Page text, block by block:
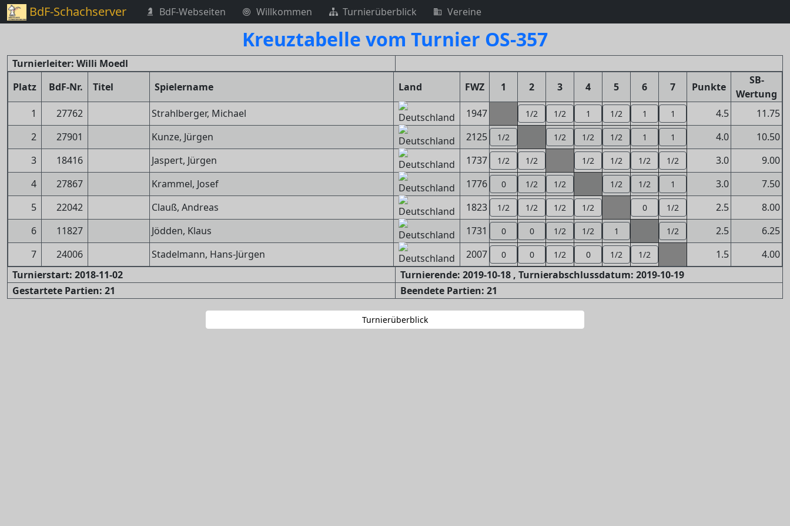
BdF-Schachserver BdF-Webseiten Willkommen Turnierüberblick Vereine
Kreuztabelle vom Turnier OS-357
Turnierleiter: Willi Moedl
Platz
BdF-Nr. Titel Spielername Land FWZ 1 2 3 4 5 6 7 Punkte
SB-
Wertung
1
27762 Strahlberger, Michael 1947 1/2 1/2 1 1/2 1 1 4.5
11.75
2
27901 Kunze, Jürgen 2125 1/2 1/2 1/2 1/2 1 1 4.0
10.50
3
18416 Jaspert, Jürgen 1737 1/2 1/2 1/2 1/2 1/2 1/2 3.0
9.00
4
27867 Krammel, Josef 1776 0 1/2 1/2 1/2 1/2 1 3.0
7.50
5
22042 Clauß, Andreas 1823 1/2 1/2 1/2 1/2 0 1/2 2.5
8.00
6
11827 Jödden, Klaus 1731 0 0 1/2 1/2 1 1/2 2.5
6.25
7
24006 Stadelmann, Hans-Jürgen 2007 0 0 1/2 0 1/2 1/2 1.5
4.00
Turnierstart: 2018-11-02
Turnierende: 2019-10-18 , Turnierabschlussdatum: 2019-10-19
Gestartete Partien: 21
Beendete Partien: 21
Turnierüberblick